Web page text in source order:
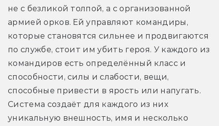
не с безликой толпой, а с организованной
армией орков. Ей управляют командиры,
которые становятся сильнее и продвигаются
по службе, стоит им убить героя. У каждого из
командиров есть определённый класс и
способности, силы и слабости, вещи,
способные привести в ярость или напугать.
Система создаёт для каждого из них
уникальную внешность, имя и несколько